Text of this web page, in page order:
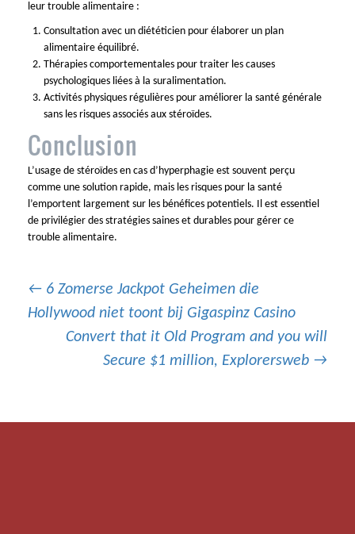
leur trouble alimentaire :
Consultation avec un diététicien pour élaborer un plan
alimentaire équilibré.
Thérapies comportementales pour traiter les causes
psychologiques liées à la suralimentation.
Activités physiques régulières pour améliorer la santé générale
sans les risques associés aux stéroïdes.
Conclusion
L’usage de stéroïdes en cas d’hyperphagie est souvent perçu
comme une solution rapide, mais les risques pour la santé
l’emportent largement sur les bénéfices potentiels. Il est essentiel
de privilégier des stratégies saines et durables pour gérer ce
trouble alimentaire.
Post
navigation
← 6 Zomerse Jackpot Geheimen die
Hollywood niet toont bij Gigaspinz Casino
Convert that it Old Program and you will
Secure $1 million, Explorersweb →